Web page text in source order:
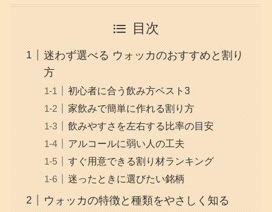
目次
迷わず選べる ウォッカのおすすめと割り
方
初心者に合う飲み方ベスト3
家飲みで簡単に作れる割り方
飲みやすさを左右する比率の目安
アルコールに弱い人の工夫
すぐ用意できる割り材ランキング
迷ったときに選びたい銘柄
ウォッカの特徴と種類をやさしく知る